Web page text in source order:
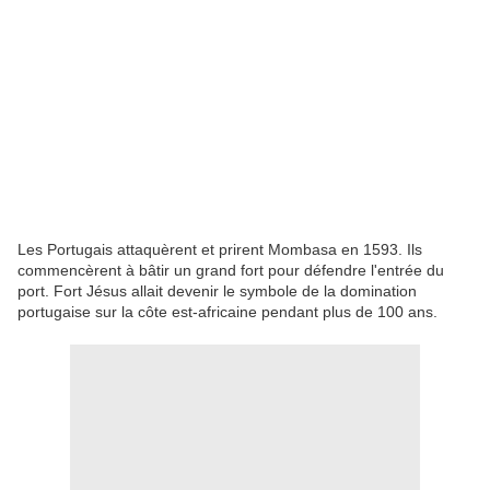
Les Portugais attaquèrent et prirent Mombasa en 1593. Ils
commencèrent à bâtir un grand fort pour défendre l'entrée du
port. Fort Jésus allait devenir le symbole de la domination
portugaise sur la côte est-africaine pendant plus de 100 ans.